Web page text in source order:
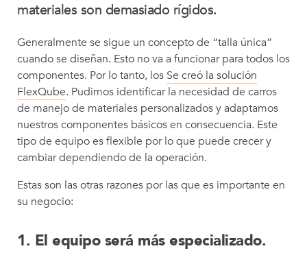
materiales son demasiado rígidos.
Generalmente se sigue un concepto de “talla única”
cuando se diseñan. Esto no va a funcionar para todos los
componentes. Por lo tanto, los Se creó la solución
FlexQube. Pudimos identificar la necesidad de carros
de manejo de materiales personalizados y adaptamos
nuestros componentes básicos en consecuencia. Este
tipo de equipo es flexible por lo que puede crecer y
cambiar dependiendo de la operación.
Estas son las otras razones por las que es importante en
su negocio:
1. El equipo será más especializado.